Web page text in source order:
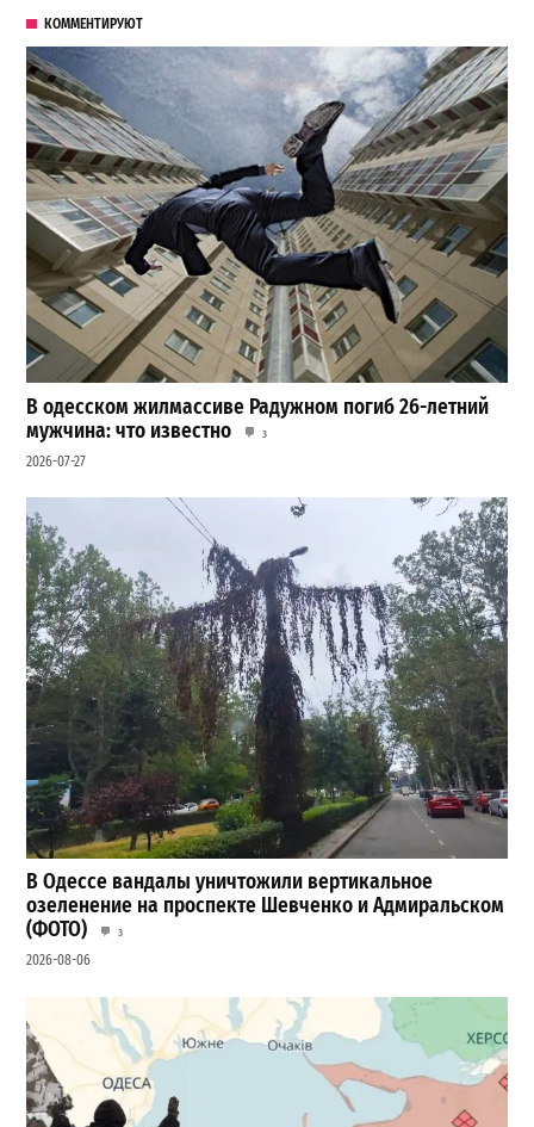
КОММЕНТИРУЮТ
В одесском жилмассиве Радужном погиб 26-летний
мужчина: что известно
3
2026-07-27
В Одессе вандалы уничтожили вертикальное
озеленение на проспекте Шевченко и Адмиральском
(ФОТО)
3
2026-08-06